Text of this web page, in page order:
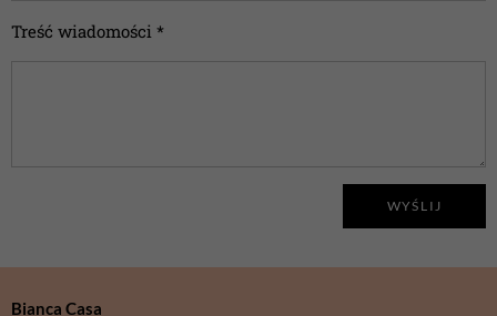
Treść wiadomości *
WYŚLIJ
Bianca Casa